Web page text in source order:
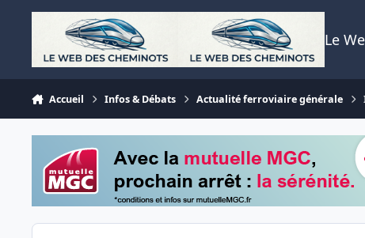
Aller au contenu
Le
Accueil Infos & Débats Actualité ferroviaire générale